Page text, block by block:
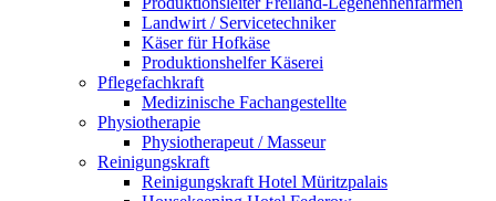
Landwirt / Servicetechniker
Käser für Hofkäse
Produktionshelfer Käserei
Pflegefachkraft
Medizinische Fachangestellte
Physiotherapie
Physiotherapeut / Masseur
Reinigungskraft
Reinigungskraft Hotel Müritzpalais